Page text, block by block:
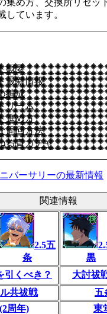
しています。
概要
最新情報
編成
リーム
進め方
周回方法
る青ガチャ
バーサリーの最新情報
関連情報
2.5五
条
黒
引くべき？
大討祓
共祓戦
五
周年)
東